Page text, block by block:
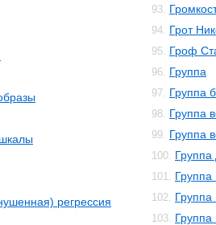
регрессия
93.
94. Грот
95. Гроф
96. Группа
97. Группа
98. Группа
99. Группа
100.
101. Группа
102.
103.